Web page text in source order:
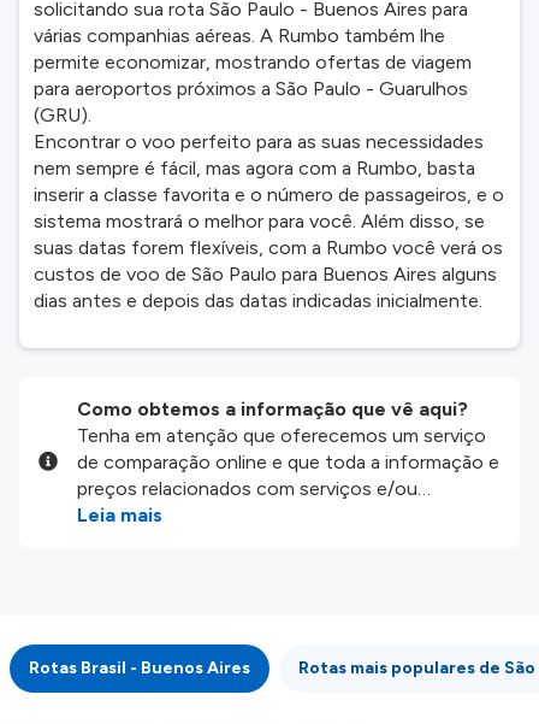
solicitando sua rota São Paulo - Buenos Aires para
várias companhias aéreas. A Rumbo também lhe
permite economizar, mostrando ofertas de viagem
para aeroportos próximos a São Paulo - Guarulhos
(GRU).
Encontrar o voo perfeito para as suas necessidades
nem sempre é fácil, mas agora com a Rumbo, basta
inserir a classe favorita e o número de passageiros, e o
sistema mostrará o melhor para você. Além disso, se
suas datas forem flexíveis, com a Rumbo você verá os
custos de voo de São Paulo para Buenos Aires alguns
dias antes e depois das datas indicadas inicialmente.
Como obtemos a informação que vê aqui?
Tenha em atenção que oferecemos um serviço
de comparação online e que toda a informação e
preços relacionados com serviços e/ou
produtos disponíveis no nosso website são
integridade ou pela precisão da informação
publicada, por isso verifique com atenção todas
as condições no website do parceiro antes de
Leia mais
Rotas Brasil - Buenos Aires Rotas mais populares de